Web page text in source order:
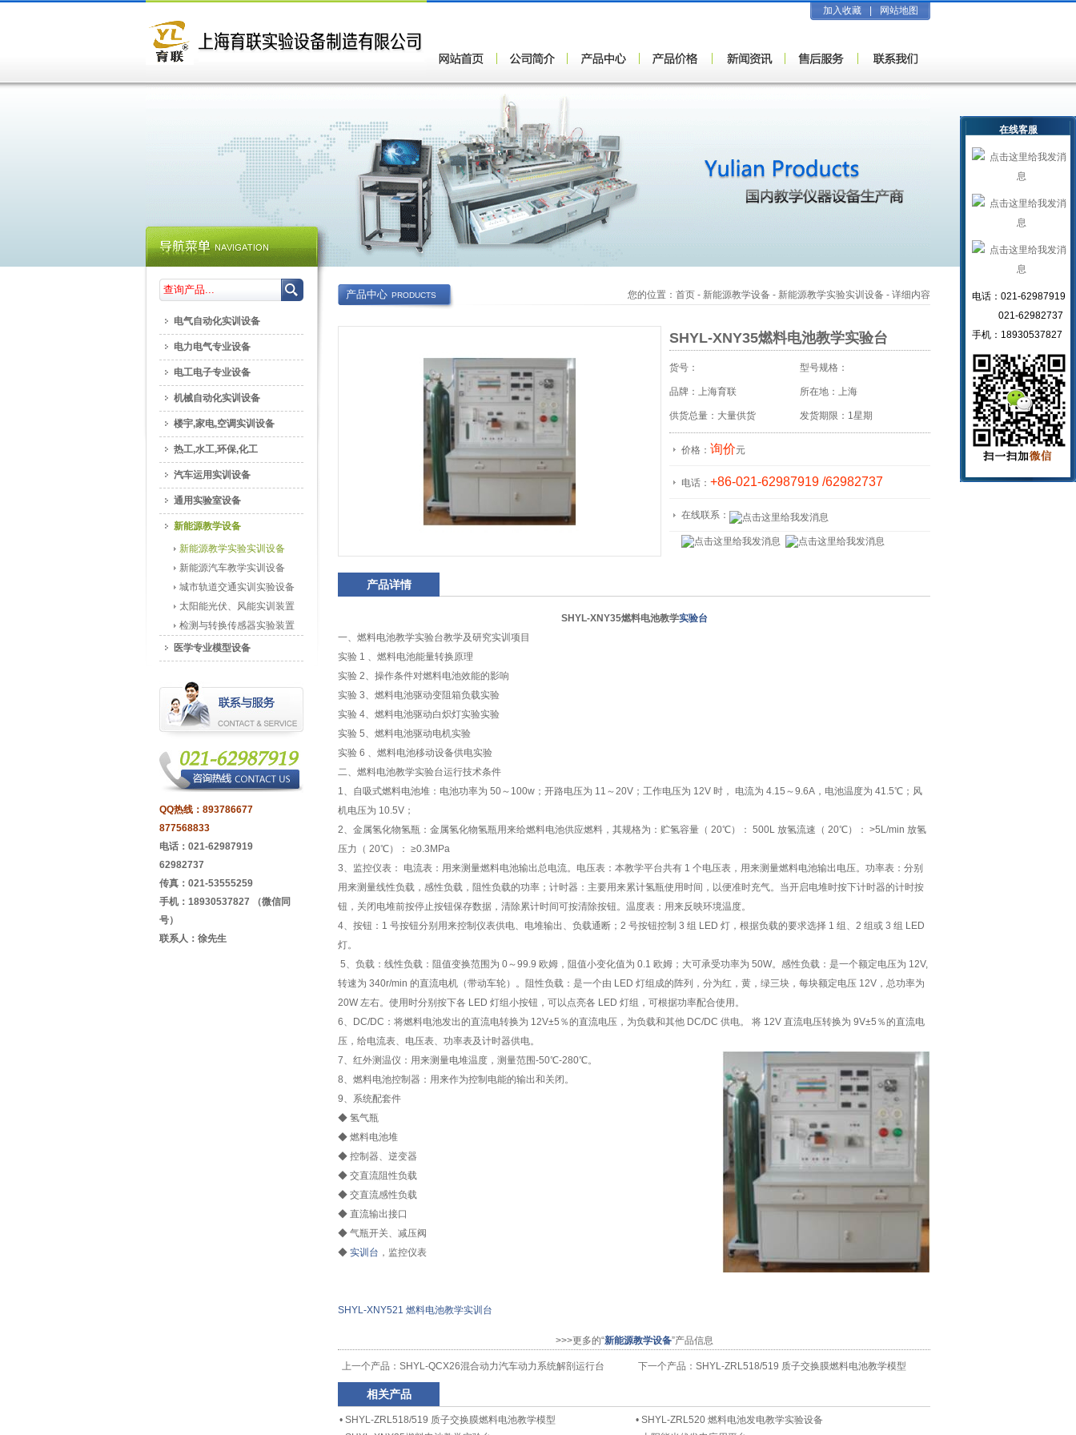
加入收藏 网站地图
产品中心 PRODUCTS 您的位置： 首页 - 新能源教学设备 - 新能源教学实验实训设备 - 详细内容
SHYL-XNY35燃料电池教学实验台
货号： 型号规格：
品牌：上海育联 所在地：上海
供货总量：大量供货 发货期限：1星期
价格： 询价元
电话： +86-021-62987919 /62982737
在线联系：
产品详情
SHYL-XNY35燃料电池教学实验台
一、燃料电池教学实验台教学及研究实训项目
实验 1 、燃料电池能量转换原理
实验 2、操作条件对燃料电池效能的影响
实验 3、燃料电池驱动变阻箱负载实验
实验 4、燃料电池驱动白炽灯实验实验
实验 5、燃料电池驱动电机实验
实验 6 、燃料电池移动设备供电实验
二、燃料电池教学实验台运行技术条件
1、自吸式燃料电池堆：电池功率为 50～100w；开路电压为 11～20V；工作电压为 12V 时， 电流为 4.15～9.6A，电池温度为 41.5℃；风
机电压为 10.5V；
2、金属氢化物氢瓶：金属氢化物氢瓶用来给燃料电池供应燃料，其规格为：贮氢容量（ 20℃）： 500L 放氢流速（ 20℃）： >5L/min 放氢
压力（ 20℃）： ≥0.3MPa
3、监控仪表： 电流表：用来测量燃料电池输出总电流。电压表：本教学平台共有 1 个电压表，用来测量燃料电池输出电压。功率表：分别
用来测量线性负载，感性负载，阻性负载的功率；计时器：主要用来累计氢瓶使用时间，以便准时充气。当开启电堆时按下计时器的计时按
钮，关闭电堆前按停止按钮保存数据，清除累计时间可按清除按钮。温度表：用来反映环境温度。
4、按钮：1 号按钮分别用来控制仪表供电、电堆输出、负载通断；2 号按钮控制 3 组 LED 灯，根据负载的要求选择 1 组、2 组或 3 组 LED
灯。
5、负载：线性负载：阻值变换范围为 0～99.9 欧姆，阻值小变化值为 0.1 欧姆；大可承受功率为 50W。感性负载：是一个额定电压为 12V,
转速为 340r/min 的直流电机（带动车轮）。阻性负载：是一个由 LED 灯组成的阵列，分为红，黄，绿三块，每块额定电压 12V，总功率为
20W 左右。使用时分别按下各 LED 灯组小按钮，可以点亮各 LED 灯组，可根据功率配合使用。
6、DC/DC：将燃料电池发出的直流电转换为 12V±5％的直流电压，为负载和其他 DC/DC 供电。 将 12V 直流电压转换为 9V±5％的直流电
压，给电流表、电压表、功率表及计时器供电。
7、红外测温仪：用来测量电堆温度，测量范围-50℃-280℃。
8、燃料电池控制器：用来作为控制电能的输出和关闭。
9、系统配套件
◆ 氢气瓶
◆ 燃料电池堆
◆ 控制器、逆变器
◆ 交直流阻性负载
◆ 交直流感性负载
◆ 直流输出接口
◆ 气瓶开关、减压阀
◆ 实训台 ，监控仪表
SHYL-XNY521 燃料电池教学实训台
>>>更多的“新能源教学设备”产品信息
上一个产品： SHYL-QCX26混合动力汽车动力系统解剖运行台 下一个产品： SHYL-ZRL518/519 质子交换膜燃料电池教学模型
相关产品
• SHYL-ZRL518/519 质子交换膜燃料电池教学模型 • SHYL-ZRL520 燃料电池发电教学实验设备
电气自动化实训设备
电力电气专业设备
电工电子专业设备
机械自动化实训设备
楼宇,家电,空调实训设备
热工,水工,环保,化工
汽车运用实训设备
通用实验室设备
新能源教学设备
新能源教学实验实训设备
新能源汽车教学实训设备
城市轨道交通实训实验设备
太阳能光伏、风能实训装置
检测与转换传感器实验装置
医学专业模型设备
QQ热线： 893786677
877568833
电话：021-62987919
62982737
传真：021-53555259
手机：18930537827 （微信同
号）
联系人：徐先生
在线客服
电话：021-62987919
021-62982737
手机：18930537827